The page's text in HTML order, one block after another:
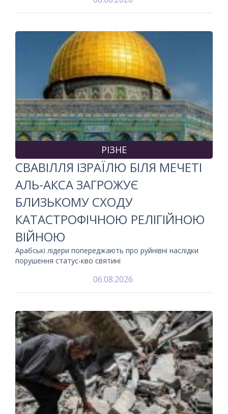
РІЗНЕ
СВАВІЛЛЯ ІЗРАЇЛЮ БІЛЯ МЕЧЕТІ
АЛЬ-АКСА ЗАГРОЖУЄ
БЛИЗЬКОМУ СХОДУ
КАТАСТРОФІЧНОЮ РЕЛІГІЙНОЮ
ВІЙНОЮ
Арабські лідери попереджають про руйнівні наслідки
порушення статус-кво святині
06.08.2026